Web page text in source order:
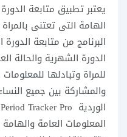
يعتبر تطبيق متابعة
الهامة التى تعتنى
البرنامج من متابعة
الدورة الشهرية والحالة
للمراة وتبادلها
والمشاركة بين جميع
المعلومات العامة